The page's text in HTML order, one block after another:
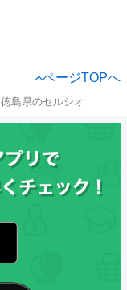
ページTOPへ
徳島県のセルシオ